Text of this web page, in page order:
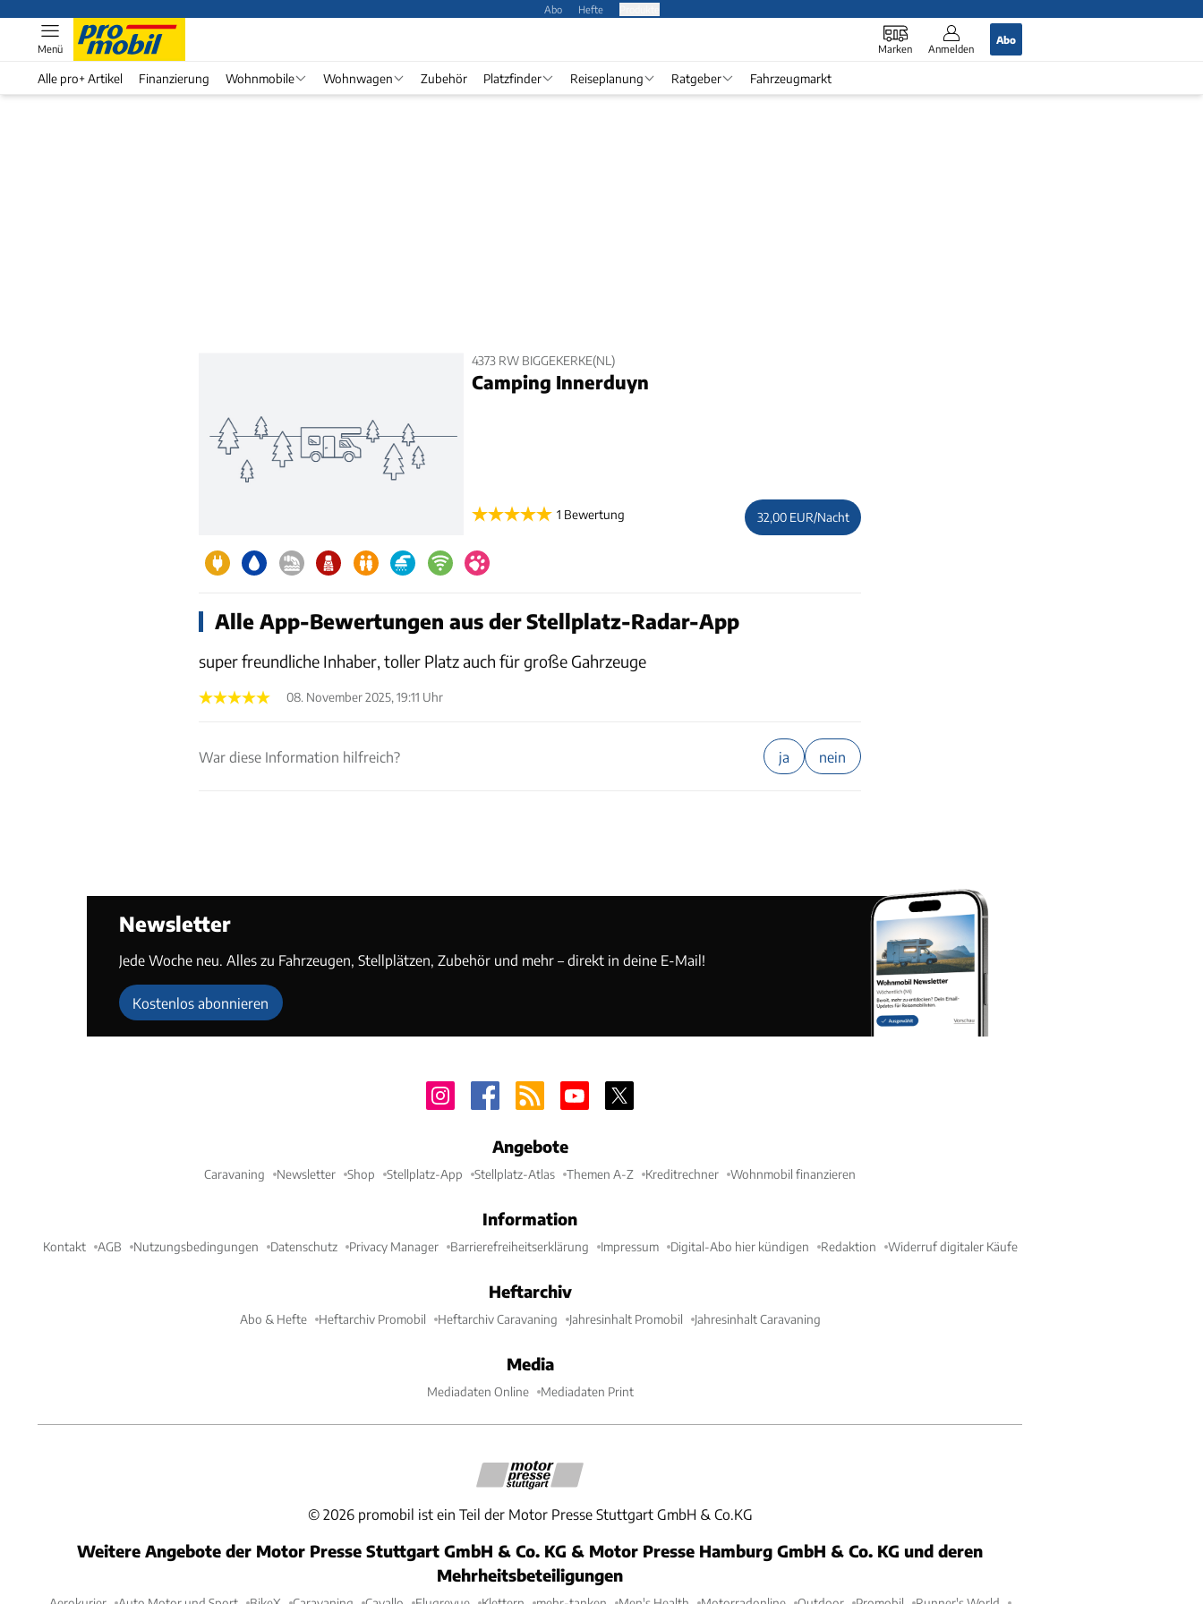
Abo Hefte
Marken Anmelden
Abo
Menü
Alle pro+ Artikel Finanzierung Wohnmobile Wohnwagen Zubehör Platzfinder Reiseplanung Ratgeber Fahrzeugmarkt
4373 RW BIGGEKERKE(NL)
Camping Innerduyn
1 Bewertung 32,00 EUR/Nacht
Alle App-Bewertungen aus der Stellplatz-Radar-App
super freundliche Inhaber, toller Platz auch für große Gahrzeuge
08. November 2025, 19:11 Uhr
War diese Information hilfreich? ja nein
Newsletter
Jede Woche neu. Alles zu Fahrzeugen, Stellplätzen, Zubehör und mehr – direkt in deine E-Mail!
Kostenlos abonnieren
Angebote
Caravaning Newsletter Shop Stellplatz-App Stellplatz-Atlas Themen A-Z Kreditrechner Wohnmobil finanzieren
Information
Kontakt AGB Nutzungsbedingungen Datenschutz Privacy Manager Barrierefreiheitserklärung Impressum Digital-Abo hier kündigen Redaktion Widerruf digitaler Käufe
Heftarchiv
Abo & Hefte Heftarchiv Promobil Heftarchiv Caravaning Jahresinhalt Promobil Jahresinhalt Caravaning
Media
Mediadaten Online Mediadaten Print
© 2026 promobil ist ein Teil der Motor Presse Stuttgart GmbH & Co.KG
Weitere Angebote der Motor Presse Stuttgart GmbH & Co. KG & Motor Presse Hamburg GmbH & Co. KG und deren
Mehrheitsbeteiligungen